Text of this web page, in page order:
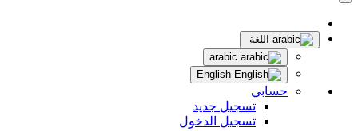
اللغة
حسابي
تسجيل جديد
تسجيل الدخول